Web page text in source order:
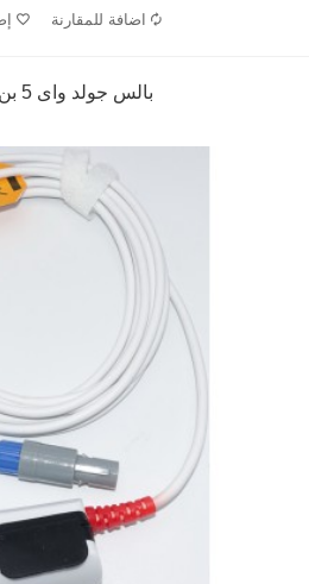
اضافة للمقارنة
بالس جولد واى 5 بن بلاستيك